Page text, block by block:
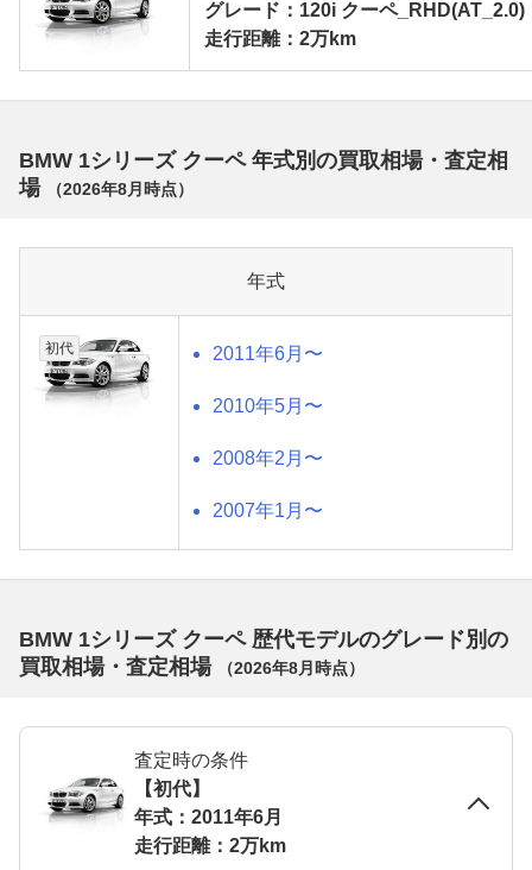
グレード：120i クーペ_RHD(AT_2.0)
走行距離：2万km
BMW 1シリーズ クーペ 年式別の買取相場・査定相
場
（2026年8月 時点）
年式
初代 2011年6月〜
2010年5月〜
2008年2月〜
2007年1月〜
BMW 1シリーズ クーペ 歴代モデルのグレード別の
買取相場・査定相場
（2026年8月 時点）
査定時の条件
【初代】
年式：2011年6月
走行距離：2万km